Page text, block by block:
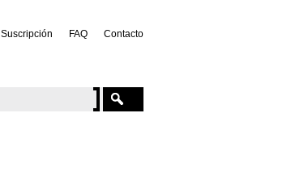
Suscripción FAQ Contacto